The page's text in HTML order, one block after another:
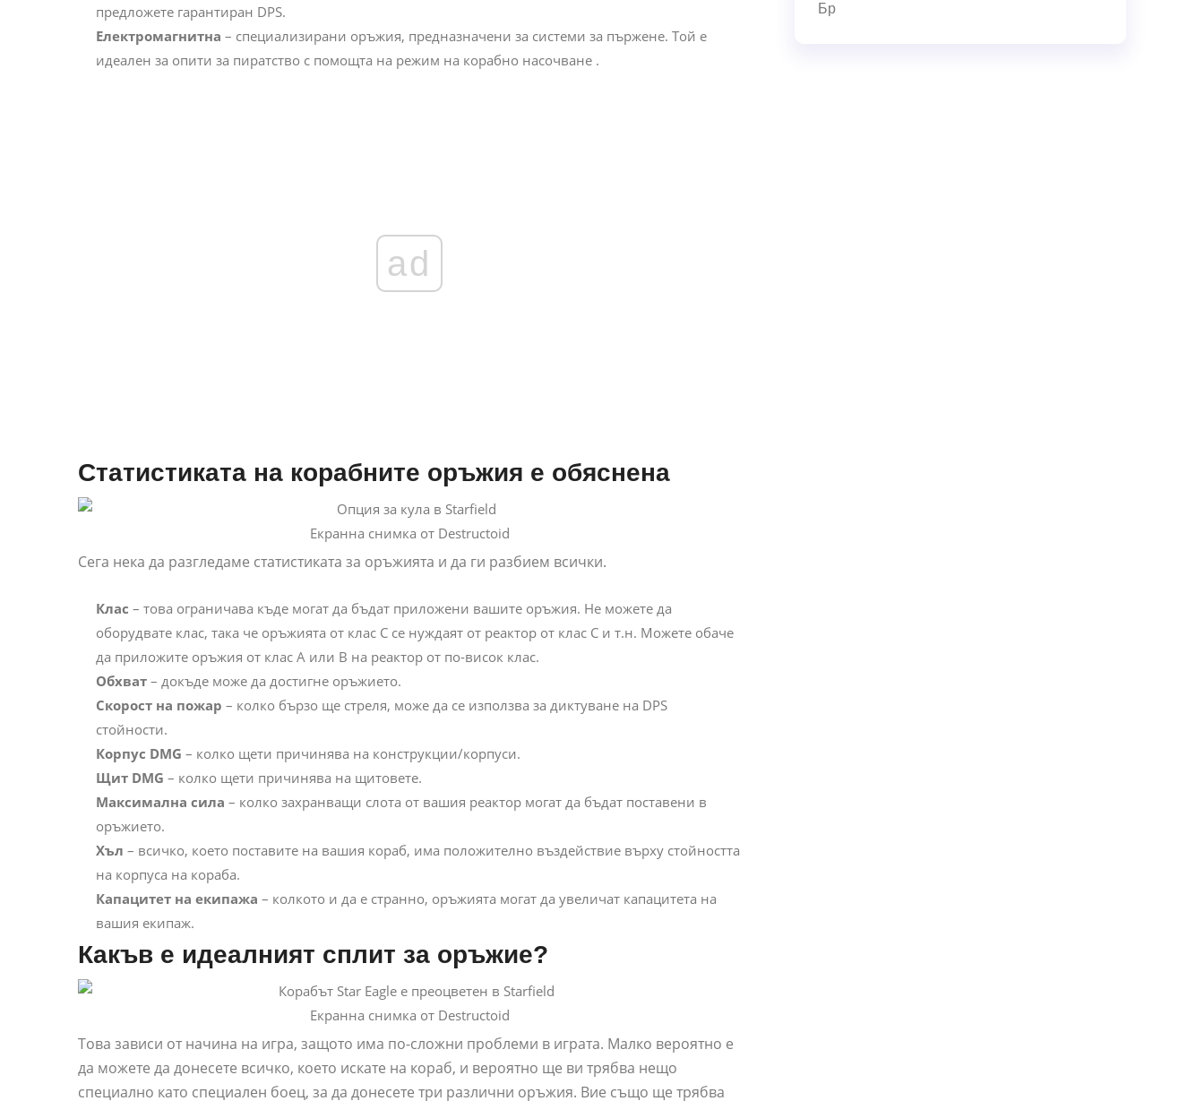
предложете гарантиран DPS.
Електромагнитна – специализирани оръжия, предназначени за системи за пържене. Той е
идеален за опити за пиратство с помощта на режим на корабно насочване .
ad
Статистиката на корабните оръжия е обяснена
Екранна снимка от Destructoid
Сега нека да разгледаме статистиката за оръжията и да ги разбием всички.
Клас – това ограничава къде могат да бъдат приложени вашите оръжия. Не можете да
оборудвате клас, така че оръжията от клас C се нуждаят от реактор от клас C и т.н. Можете обаче
да приложите оръжия от клас A или B на реактор от по-висок клас.
Обхват – докъде може да достигне оръжието.
Скорост на пожар – колко бързо ще стреля, може да се използва за диктуване на DPS
стойности.
Корпус DMG – колко щети причинява на конструкции/корпуси.
Щит DMG – колко щети причинява на щитовете.
Максимална сила – колко захранващи слота от вашия реактор могат да бъдат поставени в
оръжието.
Хъл – всичко, което поставите на вашия кораб, има положително въздействие върху стойността
на корпуса на кораба.
Капацитет на екипажа – колкото и да е странно, оръжията могат да увеличат капацитета на
вашия екипаж.
Какъв е идеалният сплит за оръжие?
Екранна снимка от Destructoid
Това зависи от начина на игра, защото има по-сложни проблеми в играта. Малко вероятно е
да можете да донесете всичко, което искате на кораб, и вероятно ще ви трябва нещо
специално като специален боец, за да донесете три различни оръжия. Вие също ще трябва
Бр